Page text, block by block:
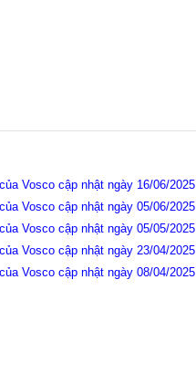
Vosco cập nhật ngày 16/06/2025
Vosco cập nhật ngày 05/06/2025
Vosco cập nhật ngày 05/05/2025
Vosco cập nhật ngày 23/04/2025
Vosco cập nhật ngày 08/04/2025